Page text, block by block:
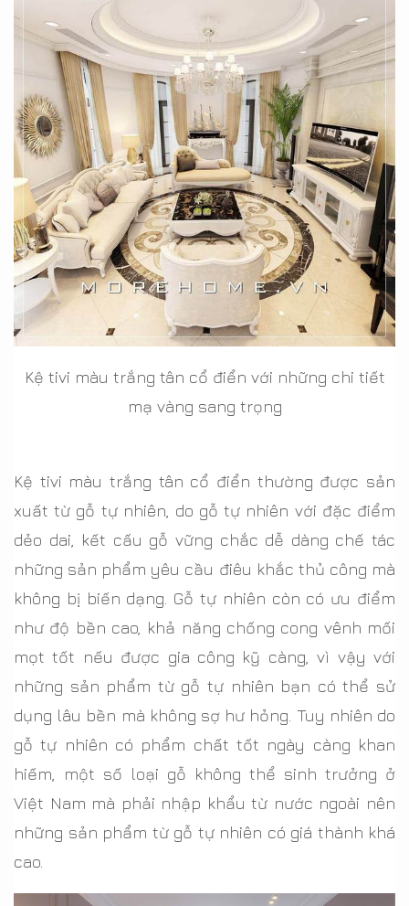
Kệ tivi màu trắng tân cổ điển với những chi tiết
mạ vàng sang trọng
Kệ tivi màu trắng tân cổ điển thường được sản
xuất từ gỗ tự nhiên, do gỗ tự nhiên với đặc điểm
dẻo dai, kết cấu gỗ vững chắc dễ dàng chế tác
những sản phẩm yêu cầu điêu khắc thủ công mà
không bị biến dạng. Gỗ tự nhiên còn có ưu điểm
như độ bền cao, khả năng chống cong vênh mối
mọt tốt nếu được gia công kỹ càng, vì vậy với
những sản phẩm từ gỗ tự nhiên bạn có thể sử
dụng lâu bền mà không sợ hư hỏng. Tuy nhiên do
gỗ tự nhiên có phẩm chất tốt ngày càng khan
hiếm, một số loại gỗ không thể sinh trưởng ở
Việt Nam mà phải nhập khẩu từ nước ngoài nên
những sản phẩm từ gỗ tự nhiên có giá thành khá
cao.